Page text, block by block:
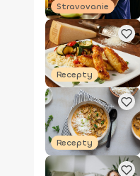
Stravovanie
Recepty
Recepty